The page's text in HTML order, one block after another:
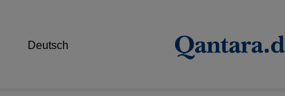
Deutsch